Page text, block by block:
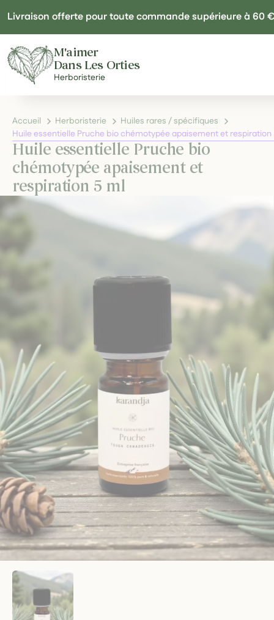
Livraison offerte pour toute commande supérieure à 60 €
M'aimer
Dans Les Orties
Herboristerie
Accueil Herboristerie
Huiles rares / spécifiques
Huile essentielle Pruche bio chémotypée apaisement et respiration
Huile essentielle Pruche bio
chémotypée apaisement et
respiration 5 ml